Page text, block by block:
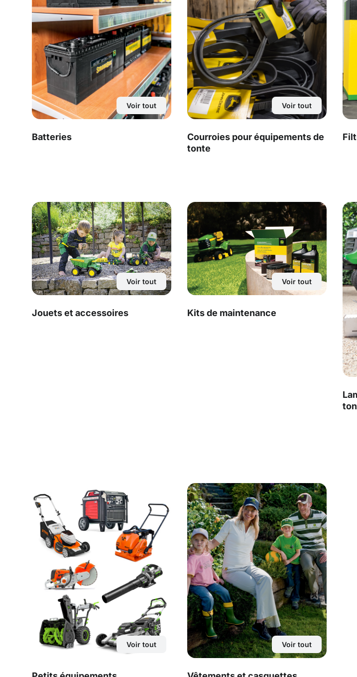
Voir tout
Batteries
Voir tout
Courroies pour équipements de
tonte
Voir tout
Jouets et accessoires
Voir tout
Kits de maintenance
Voir tout Voir tout